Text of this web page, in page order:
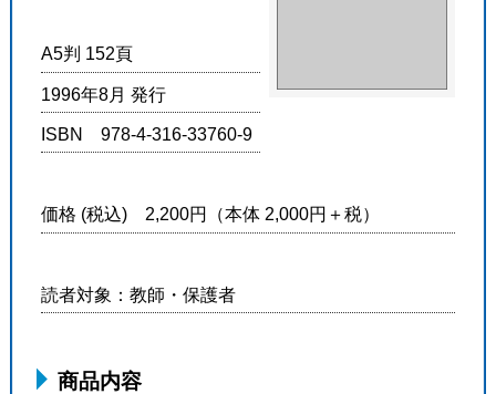
A5判 152頁
1996年8月 発行
ISBN 978-4-316-33760-9
価格 (税込) 2,200円（本体 2,000円＋税）
読者対象：教師・保護者
商品内容